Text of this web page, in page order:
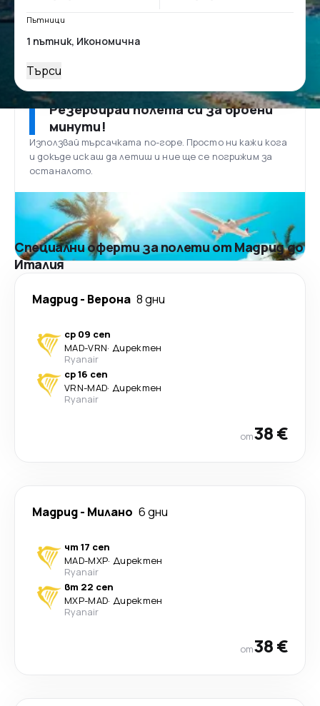
Пътници
Търси
Резервирай полета си за броени
минути!
Използвай търсачката по-горе. Просто ни кажи кога
и докъде искаш да летиш и ние ще се погрижим за
останалото.
Специални оферти за полети от Мадрид до
Италия
Мадрид- Верона 8 дни
ср 09 сеп
MAD-VRN· Директен
Ryanair
ср 16 сеп
VRN-MAD· Директен
Ryanair
от38 €
Мадрид- Милано 6 дни
чт 17 сеп
MAD-MXP· Директен
Ryanair
вт 22 сеп
MXP-MAD· Директен
Ryanair
от38 €